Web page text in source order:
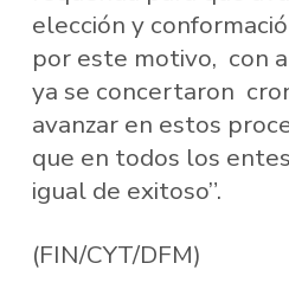
elección y
por este motivo, con
ya se concertaron
avanzar en estos
que en todos los
igual de exitoso”.
(FIN/CYT/DFM)